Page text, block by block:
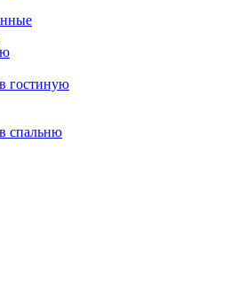
гостиную
спальню